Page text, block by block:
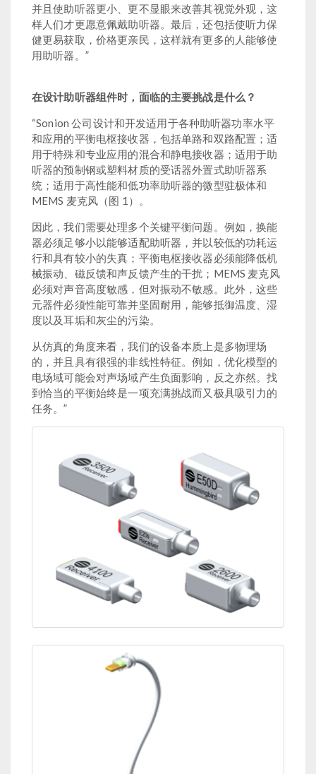
并且使助听器更小、更不显眼来改善其视觉外观，这
样人们才更愿意佩戴助听器。最后，还包括使听力保
健更易获取，价格更亲民，这样就有更多的人能够使
用助听器。”
在设计助听器组件时，面临的主要挑战是什么？
“Sonion 公司设计和开发适用于各种助听器功率水平
和应用的平衡电枢接收器，包括单路和双路配置；适
用于特殊和专业应用的混合和静电接收器；适用于助
听器的预制钢或塑料材质的受话器外置式助听器系
统；适用于高性能和低功率助听器的微型驻极体和
MEMS 麦克风（图 1）。
因此，我们需要处理多个关键平衡问题。例如，换能
器必须足够小以能够适配助听器，并以较低的功耗运
行和具有较小的失真；平衡电枢接收器必须能降低机
械振动、磁反馈和声反馈产生的干扰；MEMS 麦克风
必须对声音高度敏感，但对振动不敏感。此外，这些
元器件必须性能可靠并坚固耐用，能够抵御温度、湿
度以及耳垢和灰尘的污染。
从仿真的角度来看，我们的设备本质上是多物理场
的，并且具有很强的非线性特征。例如，优化模型的
电场域可能会对声场域产生负面影响，反之亦然。找
到恰当的平衡始终是一项充满挑战而又极具吸引力的
任务。”